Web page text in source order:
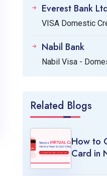
Everest Bank
VISA Domestic
Nabil Bank
Nabil Visa -
Related Blogs
How to
Card in